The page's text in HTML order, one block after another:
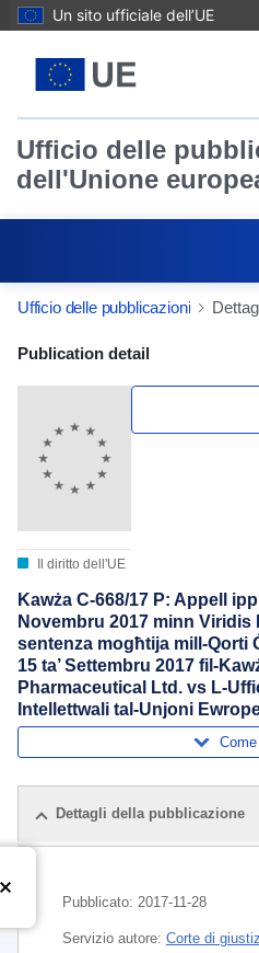
Un sito ufficiale dell’UE
Ufficio delle
dell'Unione
Ufficio delle pubblicazioni
Publication Detail
Publication detail
Il diritto dell'UE
Kawża C-668/17 P: Appell
Novembru 2017 minn
sentenza mogħtija mill-Qorti
15 ta’ Settembru 2017 fil-
Pharmaceutical Ltd. vs L-
Intellettwali tal-Unjoni
Dettagli della pubblicazione
Pubblicato: 2017-11-28
Servizio autore: Corte di